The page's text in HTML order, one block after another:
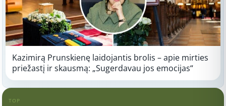
Kazimirą Prunskienę laidojantis brolis – apie mirties
priežastį ir skausmą: „Sugerdavau jos emocijas“
TOP